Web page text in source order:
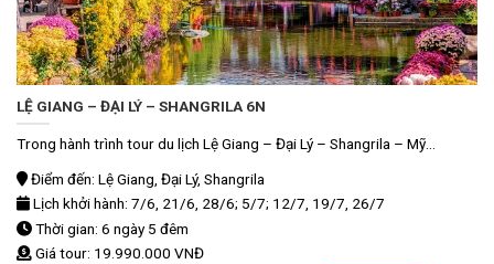
LỆ GIANG – ĐẠI LÝ – SHANGRILA 6N
Trong hành trình tour du lịch Lệ Giang – Đại Lý – Shangrila – Mỹ...
Điểm đến: Lệ Giang, Đại Lý, Shangrila
Lịch khởi hành: 7/6, 21/6, 28/6; 5/7; 12/7, 19/7, 26/7
Thời gian: 6 ngày 5 đêm
Giá tour: 19.990.000 VNĐ